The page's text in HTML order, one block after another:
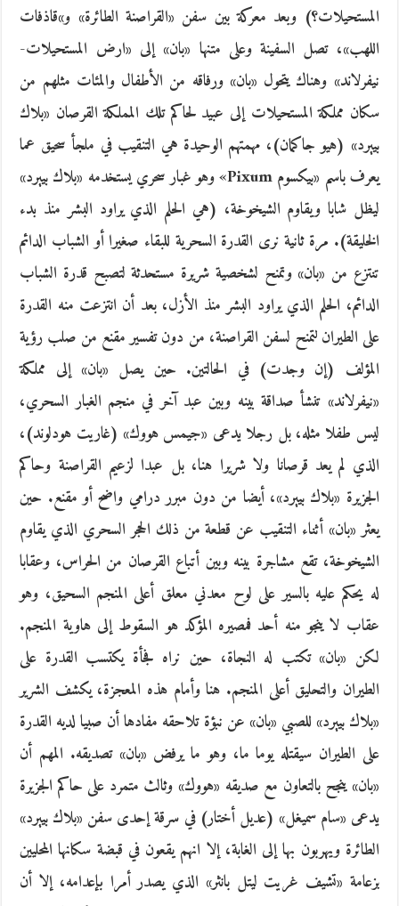
المستحيلات؟) وبعد معركة بين سفن «القراصنة الطائرة» و»قاذفات
اللهب»، تصل السفينة وعلى متنها «بان» إلى «ارض المستحيلات-
نيفرلاند» وهناك يتحول «بان» ورفاقه من الأطفال والمئات مثلهم من
سكان مملكة المستحيلات إلى عبيد لحاكم تلك المملكة القرصان «بلاك
بييرد» (هيو جاكمان)، مهمتهم الوحيدة هي التنقيب في ملجأ سحيق عما
يعرف باسم «بيكسوم Pixum» وهو غبار سحري يستخدمه «بلاك بييرد»
ليظل شابا ويقاوم الشيخوخة، (هي الحلم الذي يراود البشر منذ بدء
الخليقة). مرة ثانية نرى القدرة السحرية للبقاء صغيرا أو الشباب الدائم
تنتزع من «بان» وتمنح لشخصية شريرة مستحدثة لتصبح قدرة الشباب
الدائم، الحلم الذي يراود البشر منذ الأزل، بعد أن انتزعت منه القدرة
على الطيران لتمنح لسفن القراصنة، من دون تفسير مقنع من صلب رؤية
المؤلف (إن وجدت) في الحالتين. حين يصل «بان» إلى مملكة
«نيفرلاند» تنشأ صداقة بينه وبين عبد آخر في منجم الغبار السحري،
ليس طفلا مثله، بل رجلا يدعى «جيمس هووك» (غاريت هودلوند)،
الذي لم يعد قرصانا ولا شريرا هنا، بل عبدا لزعيم القراصنة وحاكم
الجزيرة «بلاك بييرد»، أيضا من دون مبرر درامي واضح أو مقنع. حين
يعثر «بان» أثناء التنقيب عن قطعة من ذلك الحجر السحري الذي يقاوم
الشيخوخة، تقع مشاجرة بينه وبين أتباع القرصان من الحراس، وعقابا
له يحكم عليه بالسير على لوح معدني معلق أعلى المنجم السحيق، وهو
عقاب لا ينجو منه أحد فمصيره المؤكد هو السقوط إلى هاوية المنجم.
لكن «بان» تكتب له النجاة، حين نراه فجأة يكتسب القدرة على
الطيران والتحليق أعلى المنجم. هنا وأمام هذه المعجزة، يكشف الشرير
«بلاك بييرد» للصبي «بان» عن نبؤة تلاحقه مفادها أن صبيا لديه القدرة
على الطيران سيقتله يوما ما، وهو ما يرفض «بان» تصديقه. المهم أن
«بان» ينجح بالتعاون مع صديقه «هووك» وثالث متمرد على حاكم الجزيرة
يدعى «سام سميغل» (عديل أختار) في سرقة إحدى سفن «بلاك بييرد»
الطائرة ويهربون بها إلى الغابة، إلا انهم يقعون في قبضة سكانها المحليين
بزعامة «تشيف غريت ليتل بانثر» الذي يصدر أمرا بإعدامه، إلا أن